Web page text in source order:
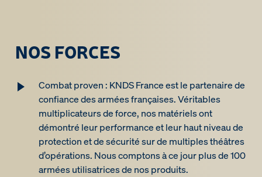
NOS FORCES
Combat proven : KNDS France est le partenaire de
confiance des armées françaises. Véritables
multiplicateurs de force, nos matériels ont
démontré leur performance et leur haut niveau de
protection et de sécurité sur de multiples théâtres
d’opérations. Nous comptons à ce jour plus de 100
armées utilisatrices de nos produits.